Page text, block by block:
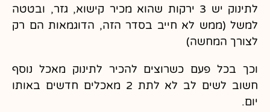
לתינוק יש 3 ירקות שהוא מכיר קישוא, גזר, ובטטה
למשל (ממש לא חייב בסדר הזה, הדוגמאות הם רק
לצורך המחשה)
וכך בכל פעם כשרוצים להכיר לתינוק מאכל נוסף
חשוב לשים לב לא לתת 2 מאכלים חדשים באותו
יום.